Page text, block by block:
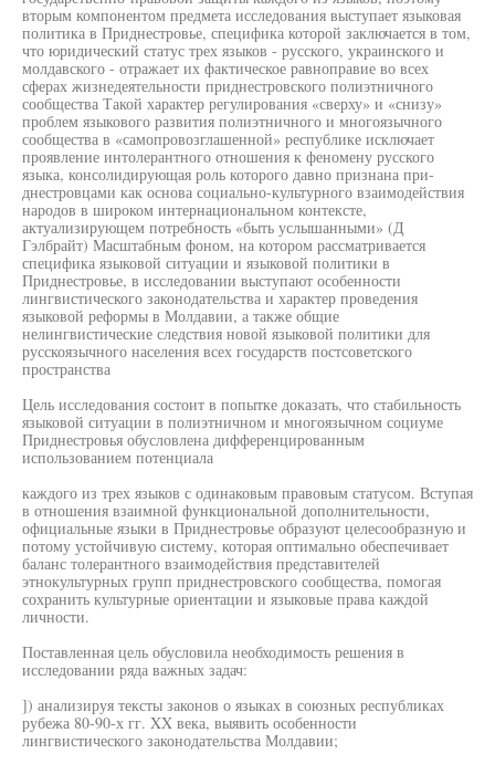
вторым компонентом предмета исследования выступает языковая
политика в Приднестровье, специфика которой заключается в том,
что юридический статус трех языков - русского, украинского и
молдавского - отражает их фактическое равноправие во всех
сферах жизнедеятельности приднестровского полиэтничного
сообщества Такой характер регулирования «сверху» и «снизу»
проблем языкового развития полиэтничного и многоязычного
сообщества в «самопровозглашенной» республике исключает
проявление интолерантного отношения к феномену русского
языка, консолидирующая роль которого давно признана при-
днестровцами как основа социально-культурного взаимодействия
народов в широком интернациональном контексте,
актуализирующем потребность «быть услышанными» (Д
Гэлбрайт) Масштабным фоном, на котором рассматривается
специфика языковой ситуации и языковой политики в
Приднестровье, в исследовании выступают особенности
лингвистического законодательства и характер проведения
языковой реформы в Молдавии, а также общие
нелингвистические следствия новой языковой политики для
русскоязычного населения всех государств постсоветского
пространства
Цель исследования состоит в попытке доказать, что стабильность
языковой ситуации в полиэтничном и многоязычном социуме
Приднестровья обусловлена дифференцированным
использованием потенциала
каждого из трех языков с одинаковым правовым статусом. Вступая
в отношения взаимной функциональной дополнительности,
официальные языки в Приднестровье образуют целесообразную и
потому устойчивую систему, которая оптимально обеспечивает
баланс толерантного взаимодействия представителей
этнокультурных групп приднестровского сообщества, помогая
сохранить культурные ориентации и языковые права каждой
личности.
Поставленная цель обусловила необходимость решения в
исследовании ряда важных задач:
]) анализируя тексты законов о языках в союзных республиках
рубежа 80-90-х гг. XX века, выявить особенности
лингвистического законодательства Молдавии;